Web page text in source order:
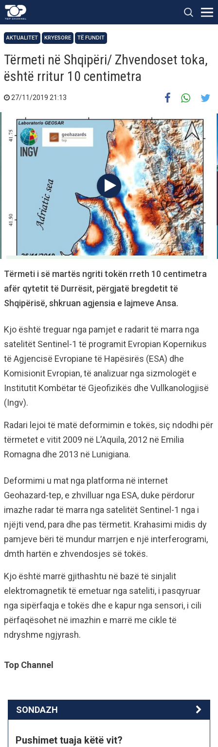
AKTUALITET KRYESORE TË FUNDIT
Tërmeti në Shqipëri/ Zhvendoset toka,
është rritur 10 centimetra
27/11/2019 21:13
Tërmeti i së martës ngriti tokën rreth 10 centimetra
afër qytetit të Durrësit, përgjatë bregdetit të
Shqipërisë, shkruan agjensia e lajmeve Ansa.
Kjo është treguar nga pamjet e radarit të marra nga
satelitët Sentinel-1 të programit Evropian Kopernikus
të Agjencisë Evropiane të Hapësirës (ESA) dhe
Komisionit Evropian, të analizuar nga sizmologët e
Institutit Kombëtar të Gjeofizikës dhe Vullkanologjisë
(Ingv).
Radari lejoi të matë deformimin e tokës, siç ndodhi për
tërmetet e vitit 2009 në L’Aquila, 2012 në Emilia
Romagna dhe 2013 në Lunigiana.
Deformimi u mat nga platforma në internet
Geohazard-tep, e zhvilluar nga ESA, duke përdorur
imazhe radar të marra nga satelitët Sentinel-1 nga i
njëjti vend, para dhe pas tërmetit. Krahasimi midis dy
pamjeve bëri të mundur marrjen e një interferogrami,
dmth hartën e zhvendosjes së tokës.
Kjo është marrë gjithashtu në bazë të sinjalit
elektromagnetik të emetuar nga sateliti, i pasqyruar
nga sipërfaqja e tokës dhe e kapur nga sensori, i cili
përfaqësohet në imazhin e marrë me cikle të
ndryshme ngjyrash.
Top Channel
SONDAZH
Pushimet tuaja këtë vit?